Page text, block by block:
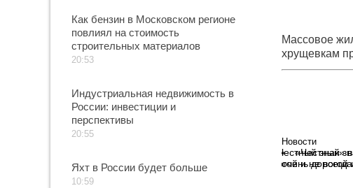
Как бензин в Московском регионе
повлиял на стоимость
строительных материалов
20:53
Индустриальная недвижимость в
России: инвестиции и
перспективы
20:55
Яхт в России будет больше
10:59
Массовое
хрущевкам
«хрущевки»?!
Новости
«Честный
очень дорогой